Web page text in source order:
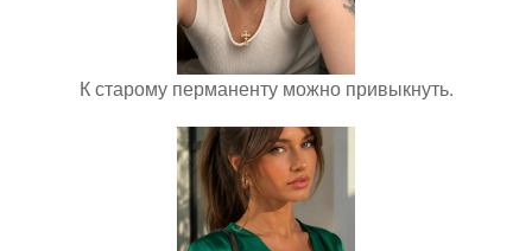
К старому перманенту можно привыкнуть.